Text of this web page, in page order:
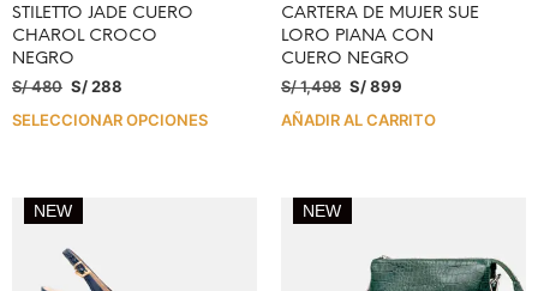
STILETTO JADE CUERO
CHAROL CROCO
NEGRO
S/480 S/288
SELECCIONAR OPCIONES
CARTERA DE MUJER SUE
LORO PIANA CON
CUERO NEGRO
S/1,498 S/899
AÑADIR AL CARRITO
NEW NEW